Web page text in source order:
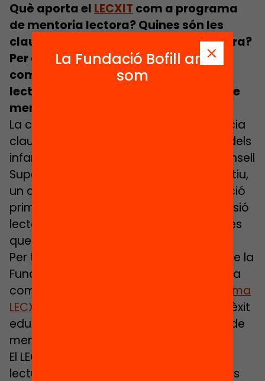
Què aporta el LECXIT com a programa
de mentoria lectora?Quines són les
claus per promoure la mentoria lectora?
Per què és important que els infants
comptin amb espais de mentoria
lectora? Què caracteritza la relació de
mentoria?
La comprensió lectora és la competència
clau de l’aprenentatge i l’èxit educatiu dels
infants. Però, actualment, segons el Consell
Superior d’Avaluació del Sistema Educatiu,
un de cada set infants finalitza l’educació
primària amb un nivell baix de comprensió
lectora que l’impedeix entendre els llibres
que llegeix.
Per tal de pal·liar aquesta realitat, des de la
Fundació Bofill promovem la millora de la
comprensió lectora a través del
Programa
LECXIT
. Aquest té l’objectiu, d’impulsar l’èxit
educatiu dels nens i les nenes a través de
mentories individuals.
El LECXIT ofereix als infants espais de
lectura que els ajudaran a consolidar els
La Fundació Bofill ara
som